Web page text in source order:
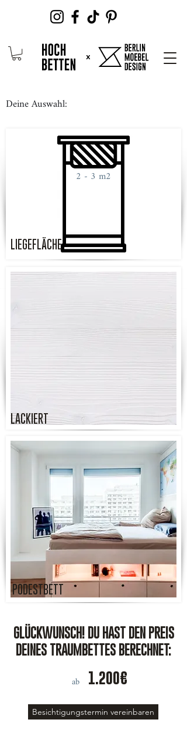
Deine Auswahl:
2 - 3 m2
LIEGEFLÄCHE
LACKIERT
PODESTBETT
GLÜCKWUNSCH! DU HAST DEN PREIS
DEINES TRAUMBETTES BERECHNET:
ab 1.200€
Besichtigungstermin vereinbaren